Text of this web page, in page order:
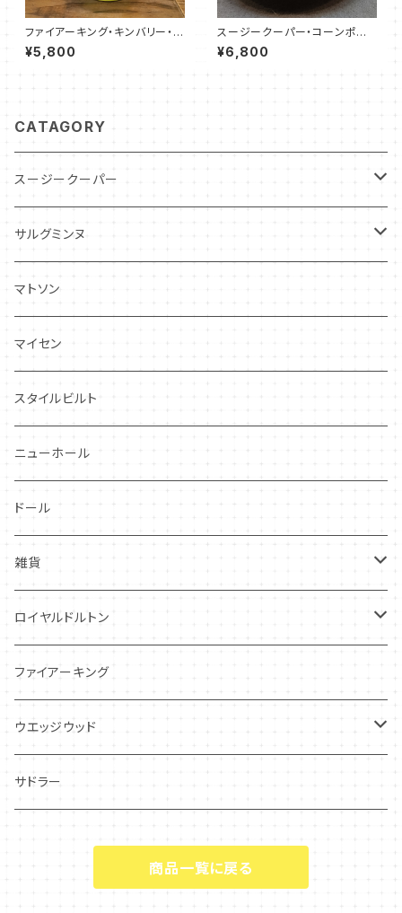
ファイアーキング・キンバリー・マ
グカップ・グリーン（FKKB001
6）
¥5,800
スージークーパー・コーンポピ
ー・カップ＆ソーサー（SCCP01
09）
¥6,800
CATAGORY
スージークーパー
パトリシアローズ
ドレスデンスプレイ
プランタン
グレンミスト
スワンシースプレイ
グレイ社
グレイリーフ
レヴェリー
フローラル
フレグランス
シーアネモネ
サルグミンヌ
ニーナローサ
FAVORI
CIBON
マトソン
マイセン
スタイルビルト
ニューホール
ドール
雑貨
キーホルダー
アンティーク・カード
アクセサリー
ロイヤルドルトン
スタッフォードシャードッグ
ファイアーキング
ウエッジウッド
ジャスパー
サドラー
商品一覧に戻る